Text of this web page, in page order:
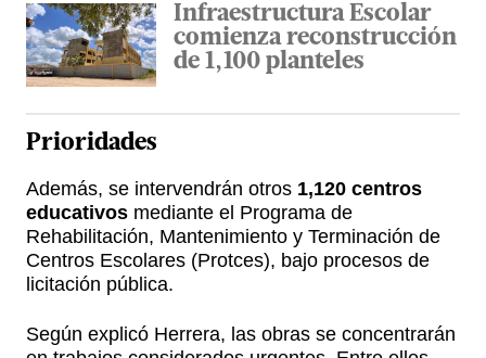
Infraestructura Escolar
comienza reconstrucción
de 1,100 planteles
Prioridades
Además, se intervendrán otros 1,120 centros
educativos mediante el Programa de
Rehabilitación, Mantenimiento y Terminación de
Centros Escolares (Protces), bajo procesos de
licitación pública.
Según explicó Herrera, las obras se concentrarán